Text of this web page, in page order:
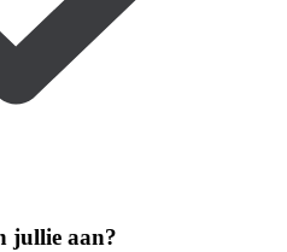
jullie aan?